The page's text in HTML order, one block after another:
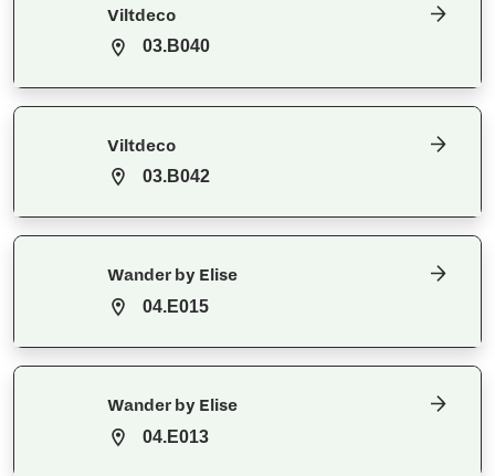
Viltdeco
03.B040
Viltdeco
03.B042
Wander by Elise
04.E015
Wander by Elise
04.E013